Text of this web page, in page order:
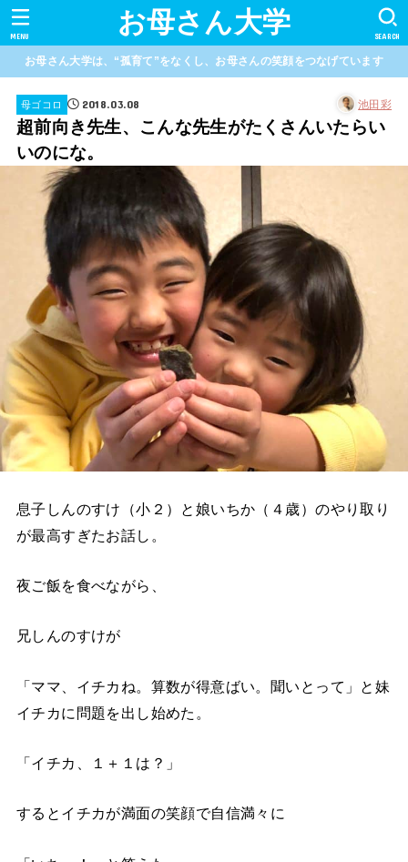
お母さん大学 SEARCH
MENU
お母さん大学は、“孤育て”をなくし、お母さんの笑顔をつなげています
母ゴコロ 2018.03.08 池田彩
超前向き先生、こんな先生がたくさんいたらい
いのにな。
息子しんのすけ（小２）と娘いちか（４歳）のやり取り
が最高すぎたお話し。
夜ご飯を食べながら、
兄しんのすけが
「ママ、イチカね。算数が得意ばい。聞いとって」と妹
イチカに問題を出し始めた。
「イチカ、１＋１は？」
するとイチカが満面の笑顔で自信満々に